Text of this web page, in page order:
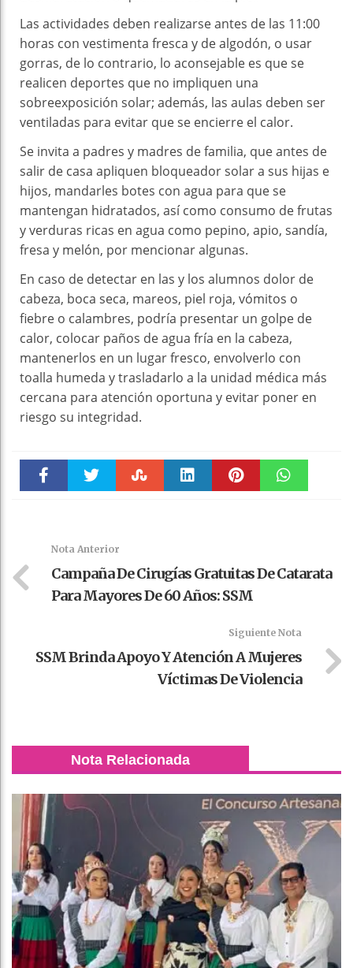
Las actividades deben realizarse antes de las 11:00
horas con vestimenta fresca y de algodón, o usar
gorras, de lo contrario, lo aconsejable es que se
realicen deportes que no impliquen una
sobreexposición solar; además, las aulas deben ser
ventiladas para evitar que se encierre el calor.
Se invita a padres y madres de familia, que antes de
salir de casa apliquen bloqueador solar a sus hijas e
hijos, mandarles botes con agua para que se
mantengan hidratados, así como consumo de frutas
y verduras ricas en agua como pepino, apio, sandía,
fresa y melón, por mencionar algunas.
En caso de detectar en las y los alumnos dolor de
cabeza, boca seca, mareos, piel roja, vómitos o
fiebre o calambres, podría presentar un golpe de
calor, colocar paños de agua fría en la cabeza,
mantenerlos en un lugar fresco, envolverlo con
toalla humeda y trasladarlo a la unidad médica más
cercana para atención oportuna y evitar poner en
riesgo su integridad.
Nota Anterior
Campaña De Cirugías Gratuitas De Catarata
Para Mayores De 60 Años: SSM
Siguiente Nota
SSM Brinda Apoyo Y Atención A Mujeres
Víctimas De Violencia
Nota Relacionada